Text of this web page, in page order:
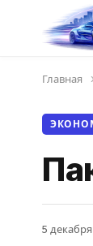
Главная
5